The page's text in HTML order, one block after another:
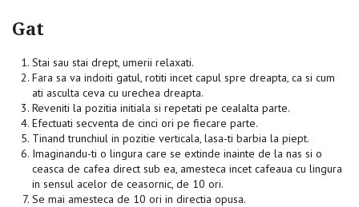
Gat
Stai sau stai drept, umerii relaxati.
Fara sa va indoiti gatul, rotiti incet capul spre dreapta, ca si cum
ati asculta ceva cu urechea dreapta.
Reveniti la pozitia initiala si repetati pe cealalta parte.
Efectuati secventa de cinci ori pe fiecare parte.
Tinand trunchiul in pozitie verticala, lasa-ti barbia la piept.
Imaginandu-ti o lingura care se extinde inainte de la nas si o
ceasca de cafea direct sub ea, amesteca incet cafeaua cu lingura
in sensul acelor de ceasornic, de 10 ori.
Se mai amesteca de 10 ori in directia opusa.